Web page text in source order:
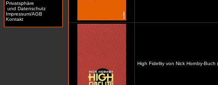
Privatsphäre
und Datenschutz
Impressum/AGB
Kontakt
High Fidelity von Nick Hornby-Buch